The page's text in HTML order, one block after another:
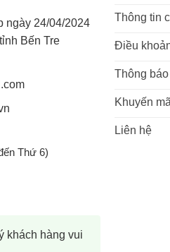
ngày 24/04/2024
Bến Tre
Thứ 6)
khách hàng vui
Thông tin
Điều
Thông báo
Khuyến
Liên hệ